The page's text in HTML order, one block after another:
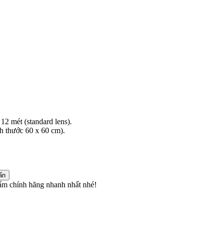
mét (standard lens).
thước 60 x 60 cm).
chính hãng nhanh nhất nhé!